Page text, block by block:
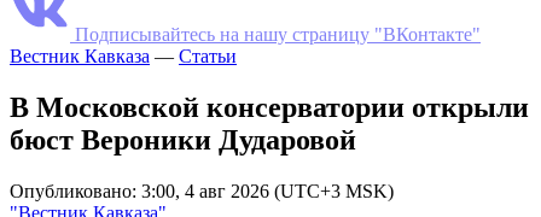
Подписывайтесь на нашу страницу "ВКонтакте"
Вестник Кавказа — Статьи
В Московской консерватории открыли
бюст Вероники Дударовой
Опубликовано: 3:00, 4 авг 2026 (UTC+3 MSK)
"Вестник Кавказа"